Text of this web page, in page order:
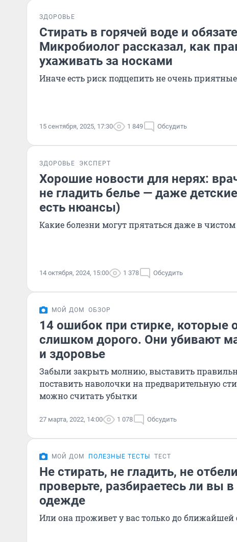
ЗДОРОВЬЕ
Стирать в горячей воде и
Микробиолог рассказал, как
ухаживать за носками
Иначе есть риск подцепить не очень
15 сентября, 2025, 17:30 1 849 Обсудить
ЗДОРОВЬЕ ЭКСПЕРТ
Хорошие новости для нерях:
не гладить белье — даже
есть нюансы)
Какие болезни могут прятаться даже в чистом
14 октября, 2024, 15:00 1 378 Обсудить
МОЙ ДОМ ОБЗОР
14 ошибок при стирке, которые
слишком дорого. Они убивают
и здоровье
Забыли закрыть молнию, выставить
поставить наволочки на предварительную
можно считать убытки
27 марта, 2022, 14:00 1 078 Обсудить
МОЙ ДОМ ПОЛЕЗНЫЕ ТЕСТЫ ТЕСТ
Не стирать, не гладить, не
проверьте, разбираетесь ли вы
одежде
Или она проживет у вас только до ближайшей